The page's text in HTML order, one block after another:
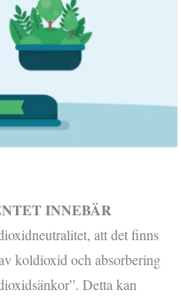
INNEBÄR
att det finns
koldioxid och absorbering
Detta kan